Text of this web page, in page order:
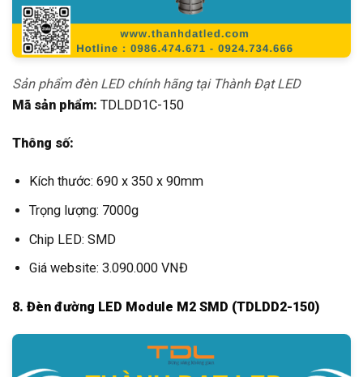
Sản phẩm đèn LED chính hãng tại Thành Đạt LED
Mã sản phẩm: TDLDD1C-150
Thông số:
Kích thước: 690 x 350 x 90mm
Trọng lượng: 7000g
Chip LED: SMD
Giá website: 3.090.000 VNĐ
8. Đèn đường LED Module M2 SMD (TDLDD2-150)